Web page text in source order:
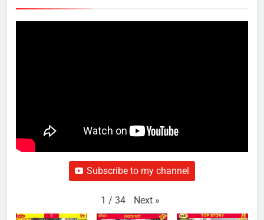
Subscribe to my channel
1 / 34 Next »